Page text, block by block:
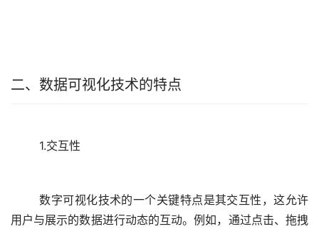
二、数据可视化技术的特点
1.交互性
	数字可视化技术的一个关键特点是其交互性，这允许
用户与展示的数据进行动态的互动。例如，通过点击、拖拽